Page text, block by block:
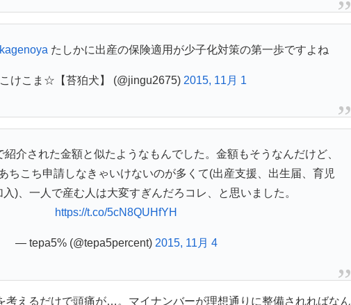
たしかに出産の保険適用が少子化対策の第一歩ですよね
けこま☆【苔狛犬】 (@jingu2675) 2015, 11月 1
紹介された金額と似たようなもんでした。金額もそうなんだけど、
ちこち申請しなきゃいけないのが多くて(出産支援、出生届、育児
)、一人で産む人は大変すぎんだろコレ、と思いました。
https://t.co/5cN8QUHfYH
— tepa5% (@tepa5percent) 2015, 11月 4
考えるだけで頭痛が…。マイナンバーが理想通りに整備されればなん